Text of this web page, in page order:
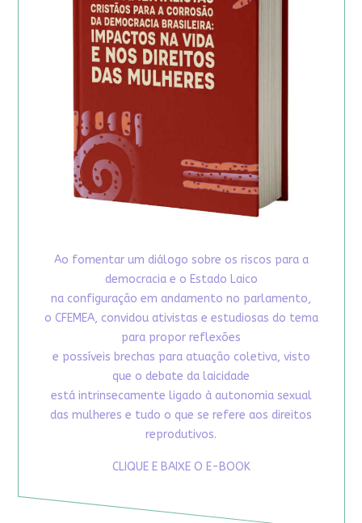
Ao fomentar um diálogo sobre os riscos para a
democracia e o Estado Laico
na configuração em andamento no parlamento,
o CFEMEA, convidou ativistas e estudiosas do tema
para propor reflexões
e possíveis brechas para atuação coletiva, visto
que o debate da laicidade
está intrinsecamente ligado à autonomia sexual
das mulheres e tudo o que se refere aos direitos
reprodutivos.
CLIQUE E BAIXE O E-BOOK